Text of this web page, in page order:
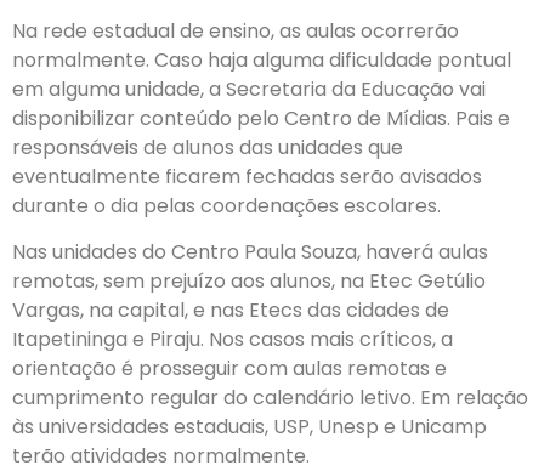
Na rede estadual de ensino, as aulas ocorrerão
normalmente. Caso haja alguma dificuldade pontual
em alguma unidade, a Secretaria da Educação vai
disponibilizar conteúdo pelo Centro de Mídias. Pais e
responsáveis de alunos das unidades que
eventualmente ficarem fechadas serão avisados
durante o dia pelas coordenações escolares.
Nas unidades do Centro Paula Souza, haverá aulas
remotas, sem prejuízo aos alunos, na Etec Getúlio
Vargas, na capital, e nas Etecs das cidades de
Itapetininga e Piraju. Nos casos mais críticos, a
orientação é prosseguir com aulas remotas e
cumprimento regular do calendário letivo. Em relação
às universidades estaduais, USP, Unesp e Unicamp
terão atividades normalmente.